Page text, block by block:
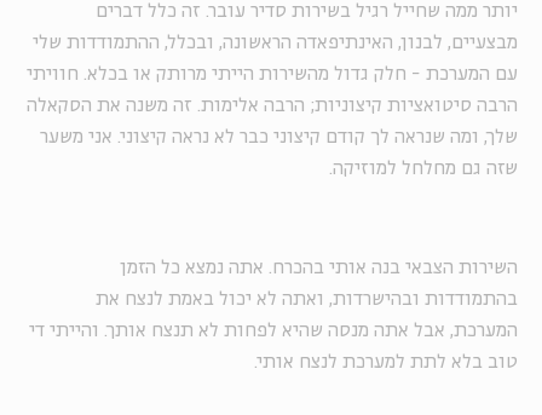
יותר ממה שחייל רגיל בשירות סדיר עובר. זה כלל דברים
מבצעיים, לבנון, האינתיפאדה הראשונה, ובכלל, ההתמודדות שלי
עם המערכת - חלק גדול מהשירות הייתי מרותק או בכלא. חוויתי
הרבה סיטואציות קיצוניות; הרבה אלימות. זה משנה את הסקאלה
שלך, ומה שנראה לך קודם קיצוני כבר לא נראה קיצוני. אני משער
שזה גם מחלחל למוזיקה.
השירות הצבאי בנה אותי בהכרח. אתה נמצא כל הזמן
בהתמודדות ובהישרדות, ואתה לא יכול באמת לנצח את
המערכת, אבל אתה מנסה שהיא לפחות לא תנצח אותך. והייתי די
טוב בלא לתת למערכת לנצח אותי.